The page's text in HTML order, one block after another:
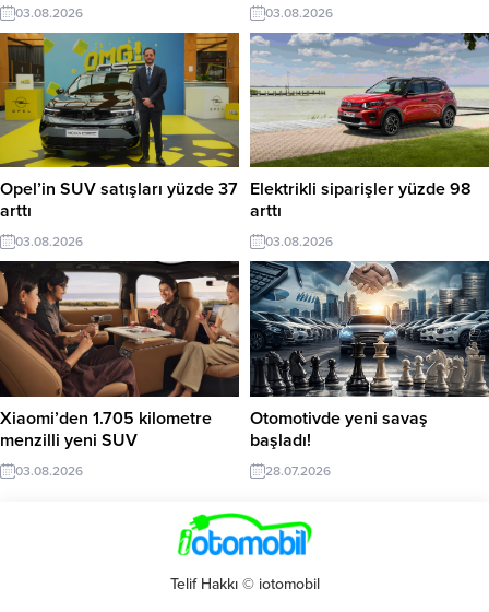
03.08.2026 03.08.2026
Opel’in SUV satışları yüzde 37
arttı
03.08.2026
Elektrikli siparişler yüzde 98
arttı
03.08.2026
Xiaomi’den 1.705 kilometre
menzilli yeni SUV
03.08.2026
Otomotivde yeni savaş
başladı!
28.07.2026
Telif Hakkı © iotomobil